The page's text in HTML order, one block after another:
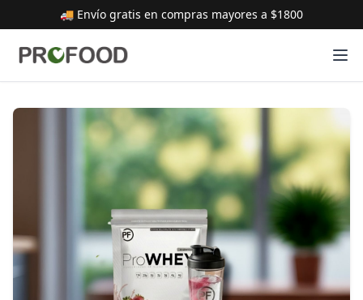
🚚 Envío gratis en compras mayores a $1800